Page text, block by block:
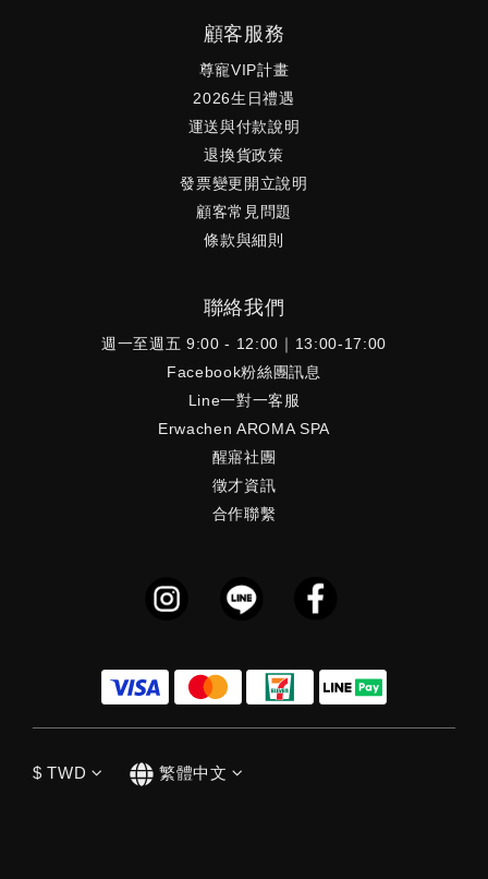
顧客服務
尊寵VIP計畫
2026生日禮遇
運送與付款說明
退換貨政策
發票變更開立說明
顧客常見問題
條款與細則
聯絡我們
週一至週五 9:00 - 12:00｜13:00-17:00
Facebook粉絲團訊息
Line一對一客服
Erwachen AROMA SPA
醒寤社團
徵才資訊
合作聯繫
$ TWD 繁體中文